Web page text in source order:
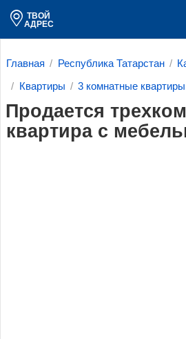
ТВОЙ
АДРЕС
Главная Республика Татарстан
Квартиры 3 комнатные квартиры
Продается
квартира с